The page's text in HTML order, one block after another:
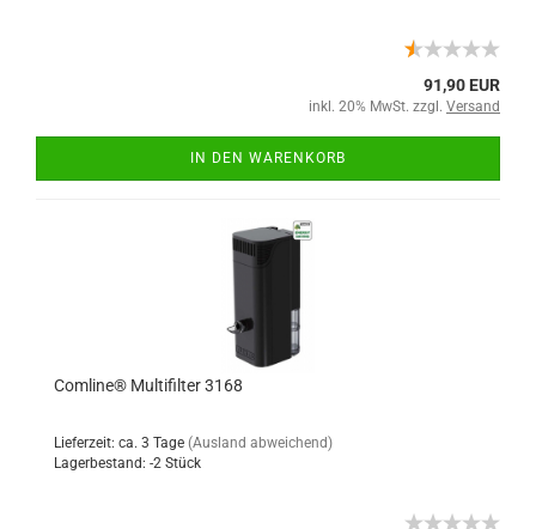
91,90 EUR
inkl. 20% MwSt. zzgl. Versand
IN DEN WARENKORB
Comline® Multifilter 3168
Lieferzeit: ca. 3 Tage (Ausland abweichend)
Lagerbestand: -2 Stück